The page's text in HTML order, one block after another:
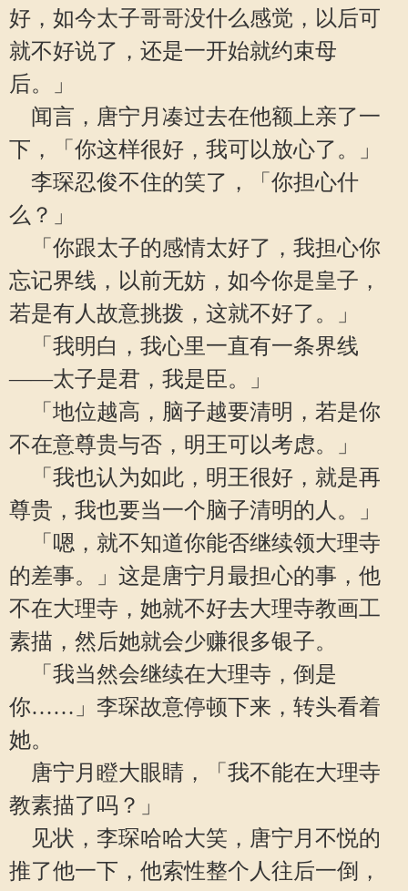
好，如今太子哥哥没什么感觉，以后可
就不好说了，还是一开始就约束母
后。」
闻言，唐宁月凑过去在他额上亲了一
下，「你这样很好，我可以放心了。」
李琛忍俊不住的笑了，「你担心什
么？」
「你跟太子的感情太好了，我担心你
忘记界线，以前无妨，如今你是皇子，
若是有人故意挑拨，这就不好了。」
「我明白，我心里一直有一条界线
——太子是君，我是臣。」
「地位越高，脑子越要清明，若是你
不在意尊贵与否，明王可以考虑。」
「我也认为如此，明王很好，就是再
尊贵，我也要当一个脑子清明的人。」
「嗯，就不知道你能否继续领大理寺
的差事。」这是唐宁月最担心的事，他
不在大理寺，她就不好去大理寺教画工
素描，然后她就会少赚很多银子。
「我当然会继续在大理寺，倒是
你……」李琛故意停顿下来，转头看着
她。
唐宁月瞪大眼睛，「我不能在大理寺
教素描了吗？」
见状，李琛哈哈大笑，唐宁月不悦的
推了他一下，他索性整个人往后一倒，